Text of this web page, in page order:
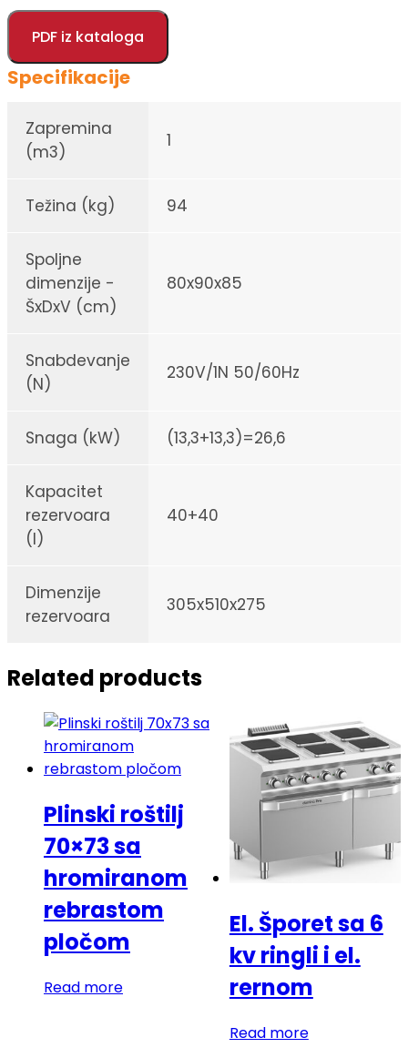
PDF iz kataloga
Specifikacije
Zapremina
(m3)
1
Težina (kg) 94
Spoljne
dimenzije -
ŠxDxV (cm)
80x90x85
Snabdevanje
(N)
230V/1N 50/60Hz
Snaga (kW) (13,3+13,3)=26,6
Kapacitet
rezervoara
(l)
40+40
Dimenzije
rezervoara
305x510x275
Related products
Plinski roštilj
70×73 sa
hromiranom
rebrastom
pločom
Read more
El. Šporet sa 6
kv ringli i el.
rernom
Read more